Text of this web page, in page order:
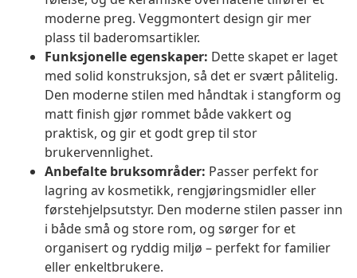
moderne preg. Veggmontert design gir mer
plass til baderomsartikler.
Funksjonelle egenskaper: Dette skapet er laget
med solid konstruksjon, så det er svært pålitelig.
Den moderne stilen med håndtak i stangform og
matt finish gjør rommet både vakkert og
praktisk, og gir et godt grep til stor
brukervennlighet.
Anbefalte bruksområder: Passer perfekt for
lagring av kosmetikk, rengjøringsmidler eller
førstehjelpsutstyr. Den moderne stilen passer inn
i både små og store rom, og sørger for et
organisert og ryddig miljø – perfekt for familier
eller enkeltbrukere.